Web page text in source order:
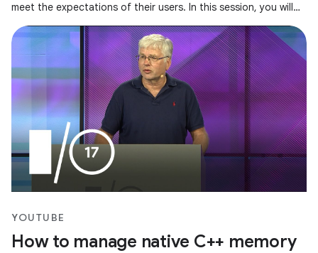
meet the expectations of their users. In this session, you will
YOUTUBE
How to manage native C++ memory